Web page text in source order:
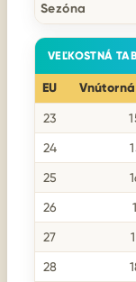
Sezóna
VEĽKOSTNÁ
EU
23
24
25
26
27
28